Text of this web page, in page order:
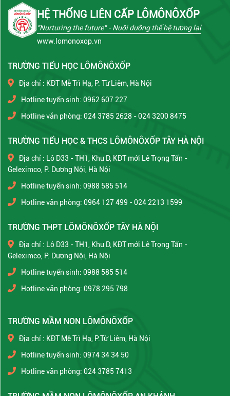
HỆ THỐNG LIÊN CẤP LÔMÔNÔXỐP
"Nurturing the future"- Nuôi dưỡng thế hệ tương lai
www.lomonoxop.vn
TRƯỜNG TIỂU HỌC LÔMÔNÔXỐP
Địa chỉ : KĐT Mễ Trì Hạ, P. Từ Liêm, Hà Nội
Hotline tuyển sinh: 0962 607 227
Hotline văn phòng: 024 3785 2628 - 024 3200 8475
TRƯỜNG TIỂU HỌC & THCS LÔMÔNÔXỐP TÂY HÀ NỘI
Địa chỉ : Lô D33 - TH1, Khu D, KĐT mới Lê Trọng Tấn -
Geleximco, P. Dương Nội, Hà Nội
Hotline tuyển sinh: 0988 585 514
Hotline văn phòng: 0964 127 499 - 024 2213 1599
TRƯỜNG THPT LÔMÔNÔXỐP TÂY HÀ NỘI
Địa chỉ : Lô D33 - TH1, Khu D, KĐT mới Lê Trọng Tấn -
Geleximco, P. Dương Nội, Hà Nội
Hotline tuyển sinh: 0988 585 514
Hotline văn phòng: 0978 295 798
TRƯỜNG MẦM NON LÔMÔNÔXỐP
Địa chỉ : KĐT Mễ Trì Hạ, P.Từ Liêm, Hà Nội
Hotline tuyển sinh: 0974 34 34 50
Hotline văn phòng: 024 3785 7413